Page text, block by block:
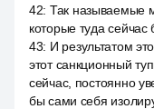
42: Так называемые
которые туда сейчас
43: И результатом
этот санкционный
сейчас, постоянно
бы сами себя